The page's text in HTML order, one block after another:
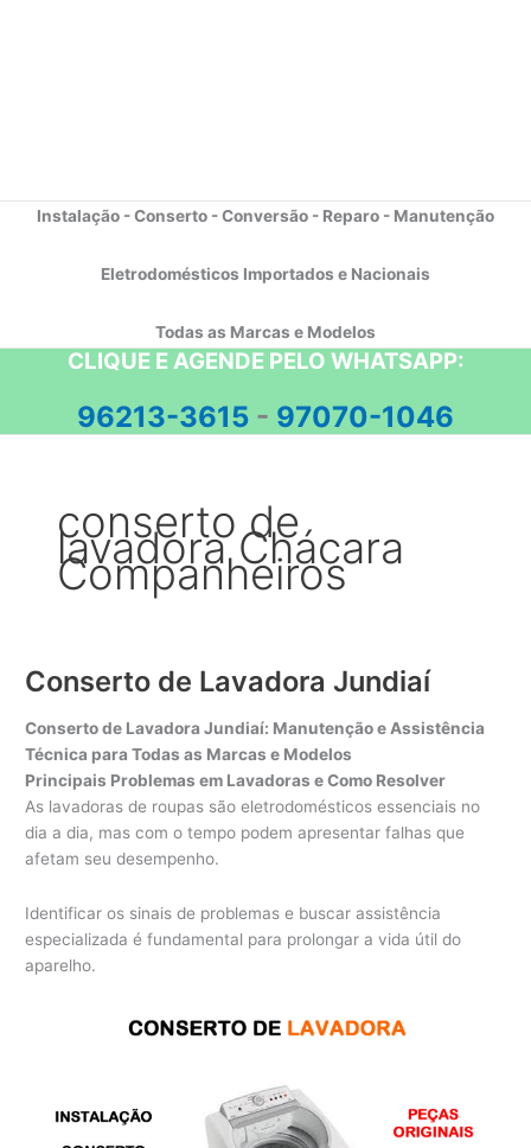
Instalação - Conserto - Conversão - Reparo - Manutenção
Eletrodomésticos Importados e Nacionais
Todas as Marcas e Modelos
CLIQUE E AGENDE PELO WHATSAPP:
96213-3615 - 97070-1046
conserto de
lavadora Chácara
Companheiros
Conserto de Lavadora Jundiaí
Conserto de Lavadora Jundiaí: Manutenção e Assistência
Técnica para Todas as Marcas e Modelos
Principais Problemas em Lavadoras e Como Resolver
As lavadoras de roupas são eletrodomésticos essenciais no
dia a dia, mas com o tempo podem apresentar falhas que
afetam seu desempenho.
Identificar os sinais de problemas e buscar assistência
especializada é fundamental para prolongar a vida útil do
aparelho.